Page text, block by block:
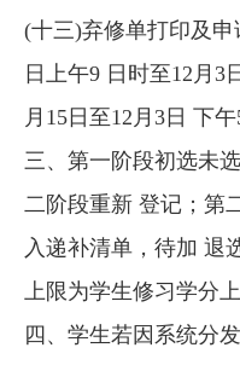
(十三)弃修单打印及申
日上午9 日时至12月3
月15日至12月3日 下午
三、第一阶段初选未
二阶段重新 登记；第
入递补清单，待加 退
上限为学生修习学分上
四、学生若因系统分